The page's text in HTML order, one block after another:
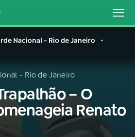
Buscar
Nacional - Rio de Janeiro
- Rio de Janeiro
– O
Renato